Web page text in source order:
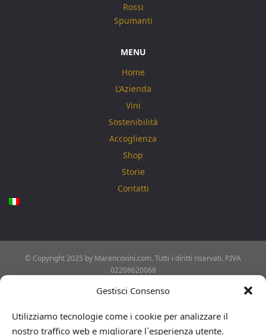
Gestisci Consenso
Utilizziamo tecnologie come i cookie per analizzare il
nostro traffico web e migliorare l`esperienza utente.
Rossi
Spumanti
MENU
Home
L’Azienda
Vini
Sostenibilità
Accoglienza
Shop
Storie
Contatti
© Copyright 2025 by Marencovini.com. Tutti i diritti riservati. P.IVA
02208620068